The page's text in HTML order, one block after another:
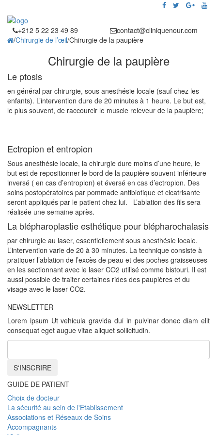
+212 5 22 23 49 89
contact@cliniquenour.com
/Chirurgie de l’œil/Chirurgie de la paupière
Chirurgie de la paupière
Le ptosis
en général par chirurgie, sous anesthésie locale (sauf chez les
enfants). L’intervention dure de 20 minutes à 1 heure. Le but est,
le plus souvent, de raccourcir le muscle releveur de la paupière;
Ectropion et entropion
Sous anesthésie locale, la chirurgie dure moins d’une heure, le
but est de repositionner le bord de la paupière souvent inférieure
inversé ( en cas d’entropion) et éversé en cas d’ectropion. Des
soins postopératoires par pommade antibiotique et cicatrisante
seront appliqués par le patient chez lui. L’ablation des fils sera
réalisée une semaine après.
La blépharoplastie esthétique pour blépharochalasis
par chirurgie au laser, essentiellement sous anesthésie locale.
L’intervention varie de 20 à 30 minutes. La technique consiste à
pratiquer l’ablation de l’excès de peau et des poches graisseuses
en les sectionnant avec le laser CO2 utilisé comme bistouri. Il est
aussi possible de traiter certaines rides des paupières et du
visage avec le laser CO2.
NEWSLETTER
Lorem ipsum Ut vehicula gravida dui in pulvinar donec diam elit
consequat eget augue vitae aliquet sollicitudin.
S'INSCRIRE
GUIDE DE PATIENT
Choix de docteur
La sécurité au sein de l'Etablissement
Associations et Réseaux de Soins
Accompagnants